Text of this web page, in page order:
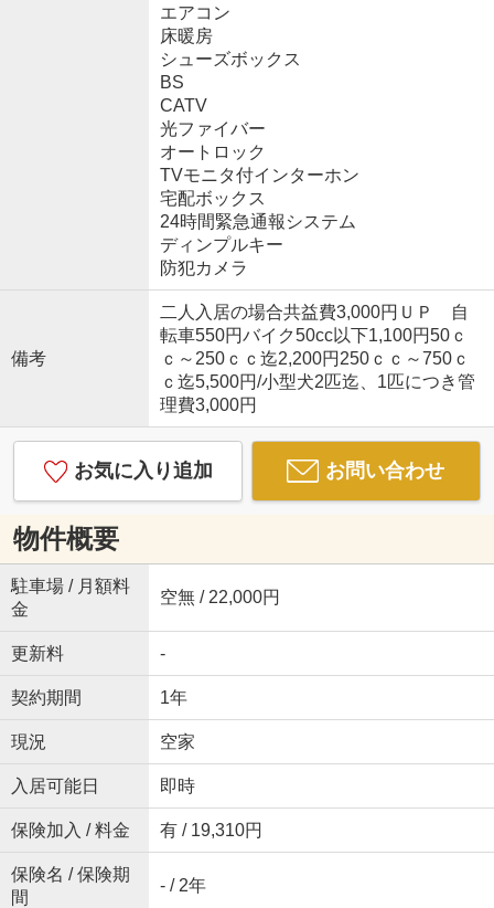
エアコン
床暖房
シューズボックス
BS
CATV
光ファイバー
オートロック
TVモニタ付インターホン
宅配ボックス
24時間緊急通報システム
ディンプルキー
防犯カメラ
備考
二人入居の場合共益費3,000円ＵＰ 自
転車550円バイク50cc以下1,100円50ｃ
ｃ～250ｃｃ迄2,200円250ｃｃ～750ｃ
ｃ迄5,500円/小型犬2匹迄、1匹につき管
理費3,000円
お気に入り追加 お問い合わせ
物件概要
駐車場 / 月額料
金
空無 / 22,000円
更新料 -
契約期間 1年
現況 空家
入居可能日 即時
保険加入 / 料金 有 / 19,310円
保険名 / 保険期
間
- / 2年